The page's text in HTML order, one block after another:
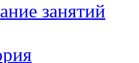
занятий